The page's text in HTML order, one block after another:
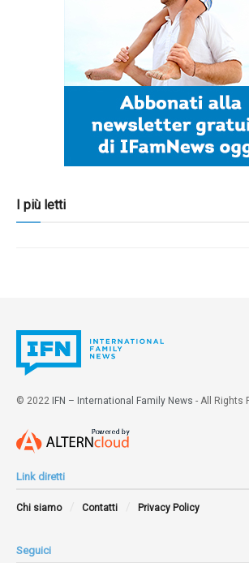
I più letti
© 2022 IFN – International Family News - All Rights
Link diretti
Chi siamo Contatti Privacy Policy
Seguici